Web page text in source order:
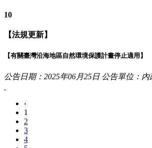
10
【法規更新】
【有關臺灣沿海地區自然環境保護計畫停止適用】
公告日期：2025年06月25日 公告單位：
‹
1
2
3
4